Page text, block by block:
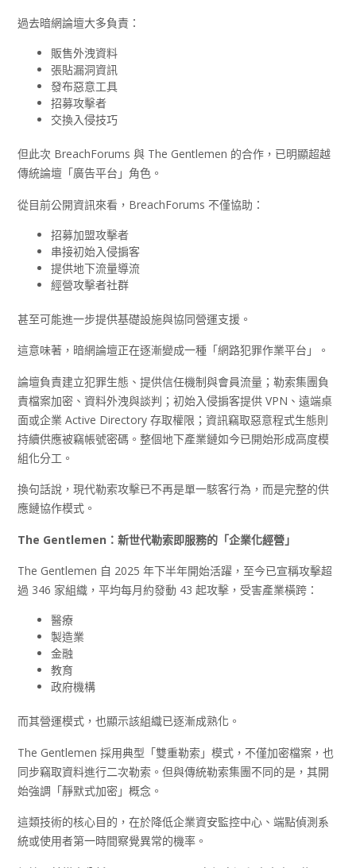
過去暗網論壇大多負責：
販售外洩資料
張貼漏洞資訊
發布惡意工具
招募攻擊者
交換入侵技巧
但此次 BreachForums 與 The Gentlemen 的合作，已明顯超越
傳統論壇「廣告平台」角色。
從目前公開資訊來看，BreachForums 不僅協助：
招募加盟攻擊者
串接初始入侵掮客
提供地下流量導流
經營攻擊者社群
甚至可能進一步提供基礎設施與協同營運支援。
這意味著，暗網論壇正在逐漸變成一種「網路犯罪作業平台」。
論壇負責建立犯罪生態、提供信任機制與會員流量；勒索集團負
責檔案加密、資料外洩與談判；初始入侵掮客提供 VPN、遠端桌
面或企業 Active Directory 存取權限；資訊竊取惡意程式生態則
持續供應被竊帳號密碼。整個地下產業鏈如今已開始形成高度模
組化分工。
換句話說，現代勒索攻擊已不再是單一駭客行為，而是完整的供
應鏈協作模式。
The Gentlemen ：新世代勒索即服務的「企業化經營」
The Gentlemen 自 2025 年下半年開始活躍，至今已宣稱攻擊超
過 346 家組織，平均每月約發動 43 起攻擊，受害產業橫跨：
醫療
製造業
金融
教育
政府機構
而其營運模式，也顯示該組織已逐漸成熟化。
The Gentlemen 採用典型「雙重勒索」模式，不僅加密檔案，也
同步竊取資料進行二次勒索。但與傳統勒索集團不同的是，其開
始強調「靜默式加密」概念。
這類技術的核心目的，在於降低企業資安監控中心、端點偵測系
統或使用者第一時間察覺異常的機率。